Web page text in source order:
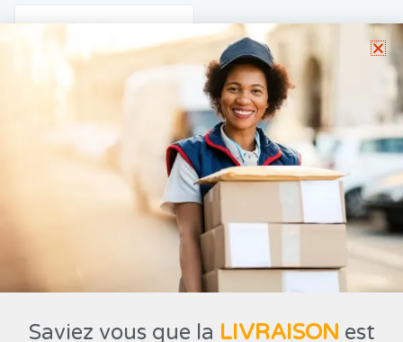
wishlist
Saviez vous que la LIVRAISON est